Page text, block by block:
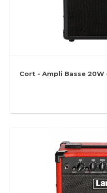
Cort - Ampli Basse 20W